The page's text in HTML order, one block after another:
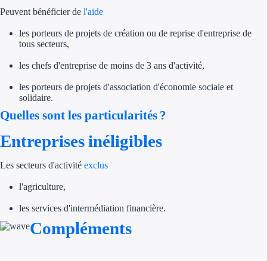
Tous les
Solutions MAPi
Simulateur d'éligibilité
Peuvent bénéficier de l'aide
les porteurs de projets de création ou de reprise d'entreprise de
tous secteurs,
les chefs d'entreprise de moins de 3 ans d'activité,
les porteurs de projets d'association d'économie sociale et
solidaire.
Quelles sont les particularités ?
Entreprises inéligibles
Les secteurs d'activité exclus
l'agriculture,
les services d'intermédiation financière.
Compléments